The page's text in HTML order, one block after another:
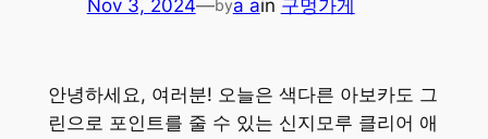
Nov 3, 2024—bya ain 구멍가게
안녕하세요, 여러분! 오늘은 색다른 아보카도 그
린으로 포인트를 줄 수 있는 신지모루 클리어 애